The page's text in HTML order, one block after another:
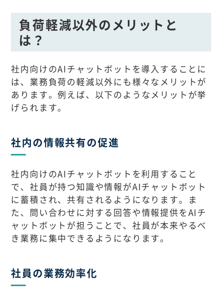
負荷軽減以外のメリットと
は？
社内向けのAIチャットボットを導入することに
は、業務負荷の軽減以外にも様々なメリットが
あります。例えば、以下のようなメリットが挙
げられます。
社内の情報共有の促進
社内向けのAIチャットボットを利用すること
で、社員が持つ知識や情報がAIチャットボット
に蓄積され、共有されるようになります。ま
た、問い合わせに対する回答や情報提供をAIチ
ャットボットが担うことで、社員が本来やるべ
き業務に集中できるようになります。
社員の業務効率化